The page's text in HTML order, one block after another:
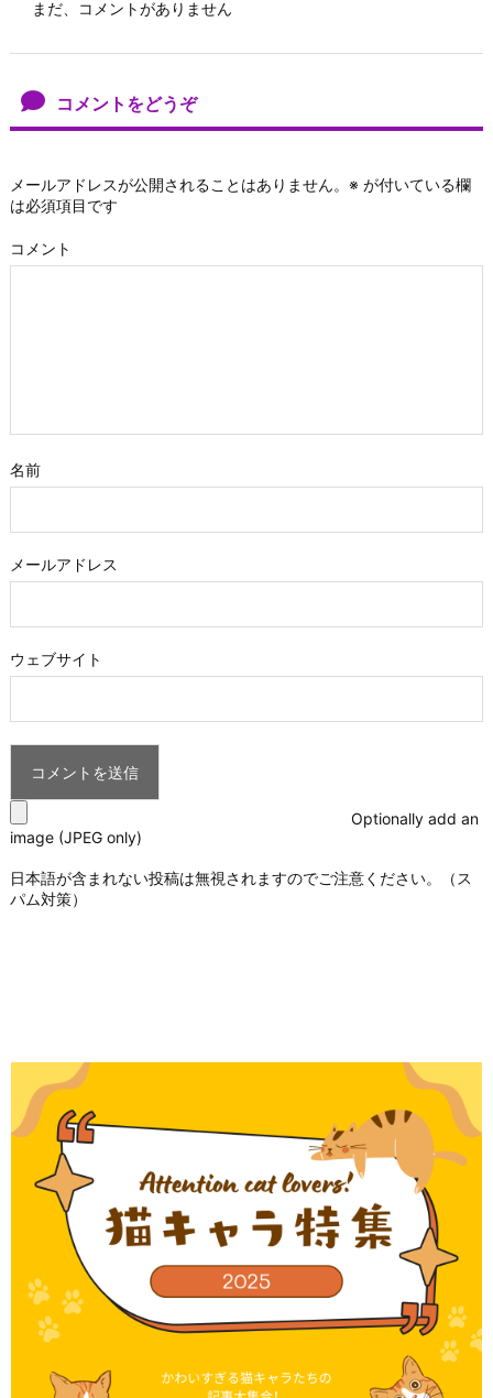
まだ、コメントがありません
コメントをどうぞ
メールアドレスが公開されることはありません。 ※ が付いている欄
は必須項目です
コメント
名前
メールアドレス
ウェブサイト
Optionally add an
image (JPEG only)
日本語が含まれない投稿は無視されますのでご注意ください。（ス
パム対策）